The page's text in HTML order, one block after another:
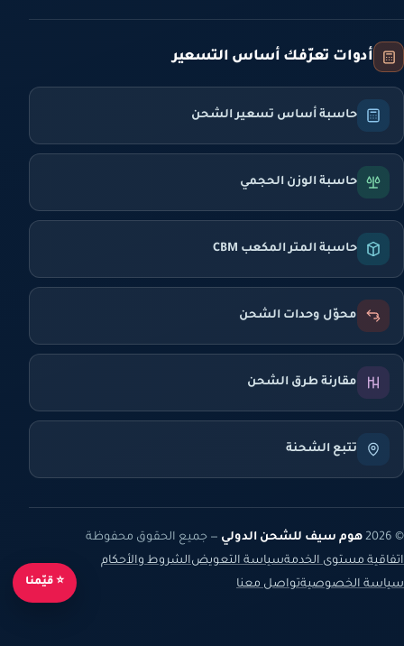
أدوات تعرّفك أساس التسعير
حاسبة أساس تسعير الشحن
حاسبة الوزن الحجمي
حاسبة المتر المكعب CBM
محوّل وحدات الشحن
مقارنة طرق الشحن
تتبع الشحنة
© 2026 هوم سيف للشحن الدولي — جميع الحقوق محفوظة
اتفاقية مستوى الخدمةسياسة التعويضالشروط والأحكام
سياسة الخصوصيةتواصل معنا ⭐ قيّمنا